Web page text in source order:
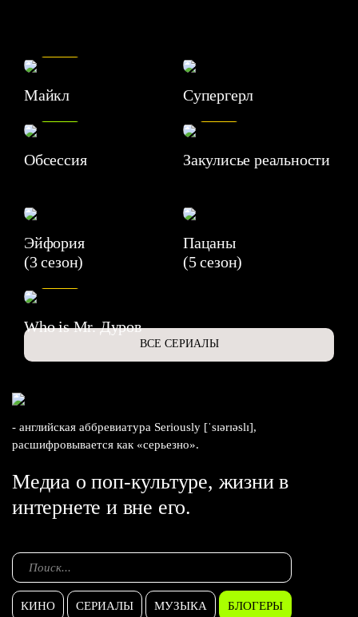
Майкл Супергерл
Обсессия
7.1
Закулисье реальности
Эйфория
(3 сезон)
Пацаны
(5 сезон)
Who is Mr. Дуров
ВСЕ СЕРИАЛЫ
- английская аббревиатура Seriously [ˈsɪərɪəslɪ],
расшифровывается как «серьезно».
Медиа о поп-культуре, жизни в
интернете и вне его.
КИНО СЕРИАЛЫ МУЗЫКА БЛОГЕРЫ